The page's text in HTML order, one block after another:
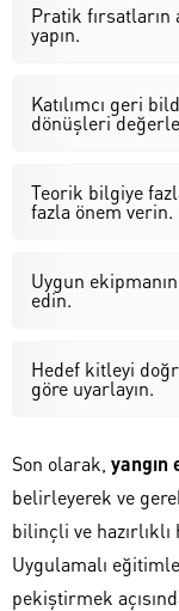
Pratik fırsatların
yapın.
Katılımcı geri
dönüşleri
Teorik bilgiye
fazla önem verin.
Uygun
edin.
Hedef kitleyi
göre uyarlayın.
Son olarak, yangın
belirleyerek ve
bilinçli ve
Uygulamalı
pekiştirmek